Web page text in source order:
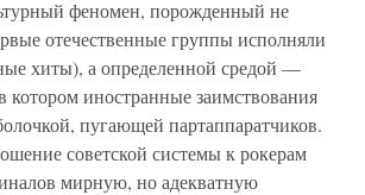
феномен, порожденный не
отечественные группы исполняли
хиты), а определенной средой —
иностранные заимствования
пугающей партаппаратчиков.
советской системы к рокерам
мирную, но адекватную